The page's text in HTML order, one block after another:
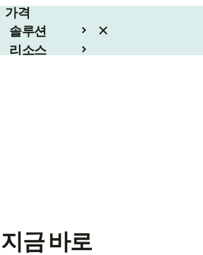
가격
솔루션
리소스
지금 바로